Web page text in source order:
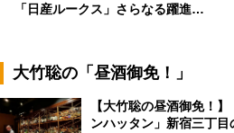
「日産ルークス」さらなる躍進…
大竹聡の「昼酒御免！」
【大竹聡の昼酒御免！
ンハッタン」新宿三丁